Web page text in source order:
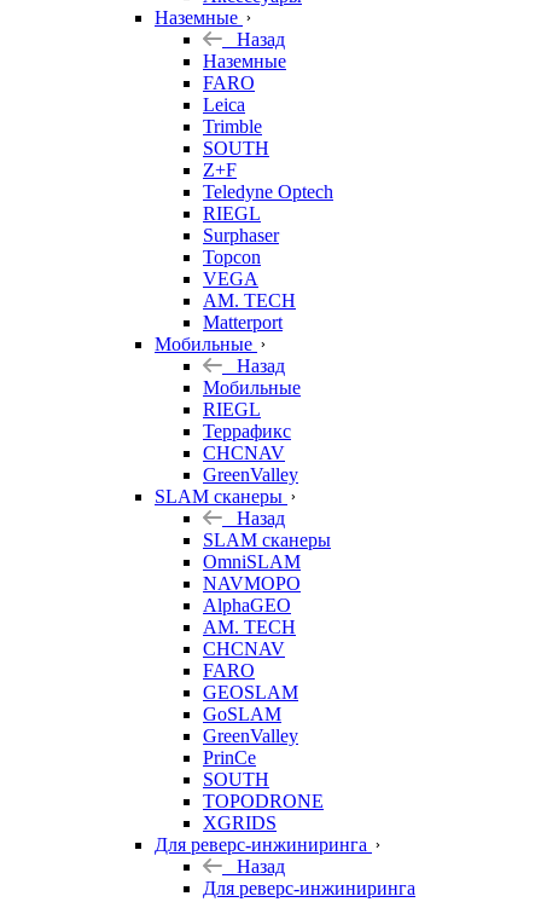
Наземные
Назад
Наземные
FARO
Leica
Trimble
SOUTH
Z+F
Teledyne Optech
RIEGL
Surphaser
Topcon
VEGA
AM. TECH
Matterport
Мобильные
Назад
Мобильные
RIEGL
Террафикс
CHCNAV
GreenValley
SLAM сканеры
Назад
SLAM сканеры
OmniSLAM
NAVMOPO
AlphaGEO
AM. TECH
CHCNAV
FARO
GEOSLAM
GoSLAM
GreenValley
PrinCe
SOUTH
TOPODRONE
XGRIDS
Для реверс-инжиниринга
Назад
Для реверс-инжиниринга